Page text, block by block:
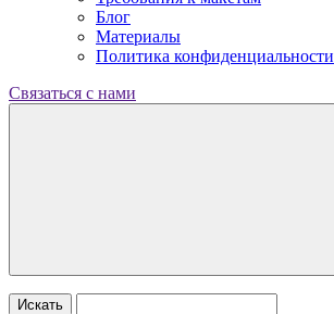
Блог
Материалы
Политика конфиденциальности
Связаться с нами
Искать